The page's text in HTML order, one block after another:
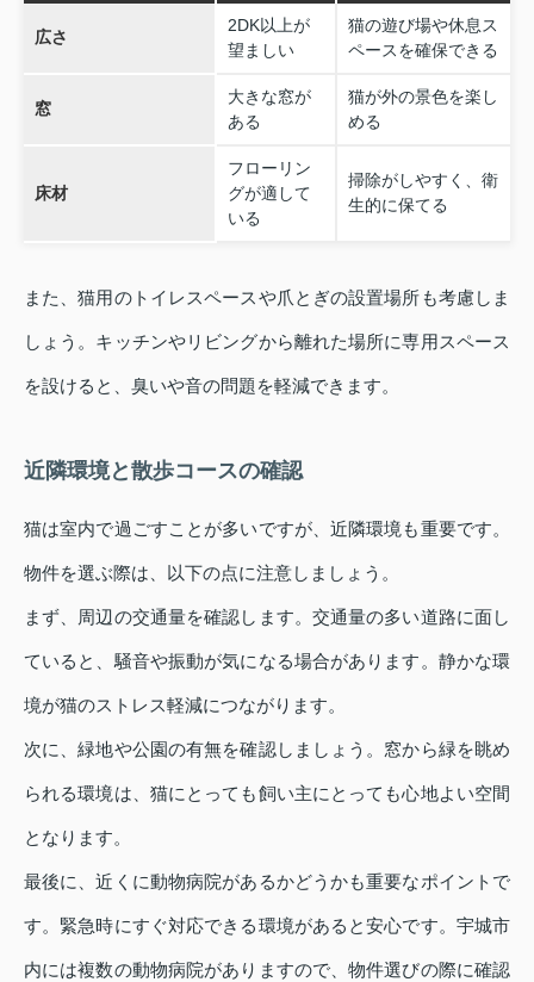
広さ
2DK以上が
望ましい
猫の遊び場や休息ス
ペースを確保できる
窓
大きな窓が
ある
猫が外の景色を楽し
める
床材
フローリン
グが適して
いる
掃除がしやすく、衛
生的に保てる
また、猫用のトイレスペースや爪とぎの設置場所も考慮しま
しょう。キッチンやリビングから離れた場所に専用スペース
を設けると、臭いや音の問題を軽減できます。
近隣環境と散歩コースの確認
猫は室内で過ごすことが多いですが、近隣環境も重要です。
物件を選ぶ際は、以下の点に注意しましょう。
まず、周辺の交通量を確認します。交通量の多い道路に面し
ていると、騒音や振動が気になる場合があります。静かな環
境が猫のストレス軽減につながります。
次に、緑地や公園の有無を確認しましょう。窓から緑を眺め
られる環境は、猫にとっても飼い主にとっても心地よい空間
となります。
最後に、近くに動物病院があるかどうかも重要なポイントで
す。緊急時にすぐ対応できる環境があると安心です。宇城市
内には複数の動物病院がありますので、物件選びの際に確認